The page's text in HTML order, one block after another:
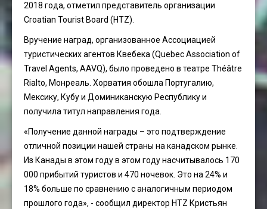
2018 года, отметил представитель организации
Croatian Tourist Board (HTZ).
Вручение наград, организованное Ассоциацией
туристических агентов Квебека (Quebec Association of
Travel Agents, AAVQ), было проведено в театре Théâtre
Rialto, Монреаль. Хорватия обошла Португалию,
Мексику, Кубу и Доминиканскую Республику и
получила титул направления года.
«Получение данной награды – это подтверждение
отличной позиции нашей страны на канадском рынке.
Из Канады в этом году в этом году насчитывалось 170
000 прибытий туристов и 470 ночевок. Это на 24% и
18% больше по сравнению с аналогичным периодом
прошлого года», - сообщил директор HTZ Кристьян